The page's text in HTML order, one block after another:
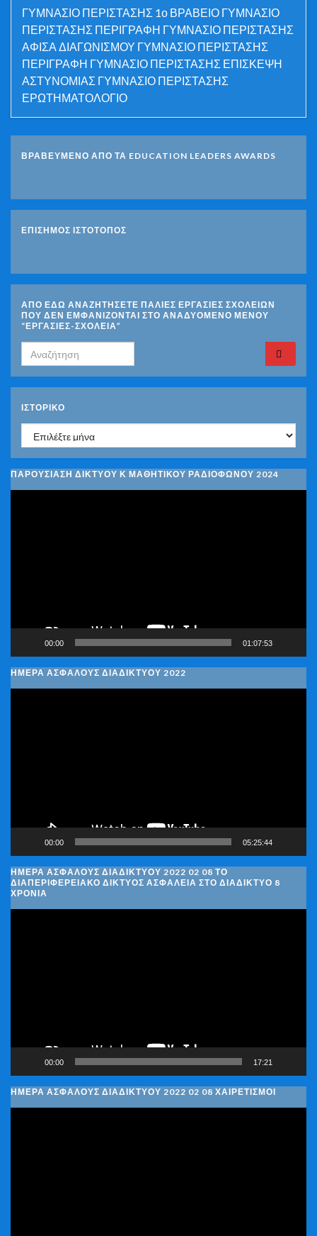
ΓΥΜΝΑΣΙΟ ΠΕΡΙΣΤΑΣΗΣ 1ο ΒΡΑΒΕΙΟ ΓΥΜΝΑΣΙΟ
ΠΕΡΙΣΤΑΣΗΣ ΠΕΡΙΓΡΑΦΗ ΓΥΜΝΑΣΙΟ ΠΕΡΙΣΤΑΣΗΣ
ΑΦΙΣΑ ΔΙΑΓΩΝΙΣΜΟΥ ΓΥΜΝΑΣΙΟ ΠΕΡΙΣΤΑΣΗΣ
ΠΕΡΙΓΡΑΦΗ ΓΥΜΝΑΣΙΟ ΠΕΡΙΣΤΑΣΗΣ ΕΠΙΣΚΕΨΗ
ΑΣΤΥΝΟΜΙΑΣ ΓΥΜΝΑΣΙΟ ΠΕΡΙΣΤΑΣΗΣ
ΕΡΩΤΗΜΑΤΟΛΟΓΙΟ
ΒΡΑΒΕΥΜΕΝΟ ΑΠΟ ΤΑ EDUCATION LEADERS AWARDS
ΕΠΙΣΗΜΟΣ ΙΣΤΟΤΟΠΟΣ
ΑΠΟ ΕΔΩ ΑΝΑΖΗΤΗΣΕΤΕ ΠΑΛΙΕΣ ΕΡΓΑΣΙΕΣ ΣΧΟΛΕΙΩΝ
ΠΟΥ ΔΕΝ ΕΜΦΑΝΙΖΟΝΤΑΙ ΣΤΟ ΑΝΑΔΥΟΜΕΝΟ ΜΕΝΟΥ
“ΕΡΓΑΣΙΕΣ-ΣΧΟΛΕΙΑ”
Search for:
ΙΣΤΟΡΙΚΌ
Ιστορικό
ΠΑΡΟΥΣΙΑΣΗ ΔΙΚΤΥΟΥ Κ ΜΑΘΗΤΙΚΟΥ ΡΑΔΙΟΦΩΝΟΥ 2024
00:00 01:07:53
ΗΜΕΡΑ ΑΣΦΑΛΟΥΣ ΔΙΑΔΙΚΤΥΟΥ 2022
00:00 05:25:44
ΗΜΈΡΑ ΑΣΦΑΛΟΎΣ ΔΙΑΔΙΚΤΎΟΥ 2022 02 08 ΤΟ
ΔΙΑΠΕΡΙΦΕΡΕΙΑΚΌ ΔΊΚΤΥΟΣ ΑΣΦΆΛΕΙΑ ΣΤΟ ΔΙΑΔΊΚΤΥΟ 8
ΧΡΌΝΙΑ
00:00 17:21
ΗΜΈΡΑ ΑΣΦΑΛΟΎΣ ΔΙΑΔΙΚΤΎΟΥ 2022 02 08 ΧΑΙΡΕΤΙΣΜΟΊ